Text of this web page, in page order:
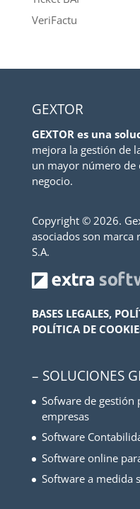
VeriFactu
GEXTOR
GEXTOR es una
mejora la gestión de
un mayor número de
negocio.
Copyright © 2026.
asociados son marca
S.A.
BASES LEGALES,
POLÍTICA DE
– SOLUCIONES
Sofware de gestión
empresas
Software
Software online
Software a medida